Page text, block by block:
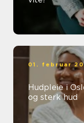
01. februar
Hudpleie i
og sterk hud